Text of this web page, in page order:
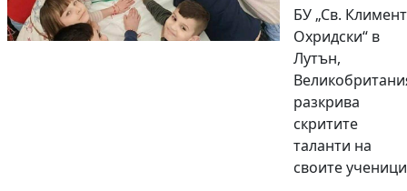
БУ „Св. Климент
Охридски“ в
Лутън,
разкрива
скритите
таланти на
своите ученици